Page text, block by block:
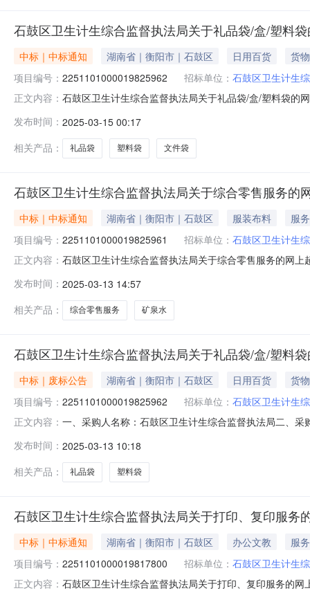
石鼓区卫生计生综合监督执法局关于礼品袋/盒/塑料
中标｜中标通知 湖南省｜衡阳市｜石鼓区 日用百货
货物
项目编号： 2251101000019825962 招标单位： 石鼓区卫生计生
正文内容： 石鼓区卫生计生综合监督执法局关于礼品袋/盒/塑料袋的
码:430407项目所在行政区划名称:湖南省衡阳市石鼓区
发布时间： 2025-03-15 00:17
相关产品：
礼品袋 塑料袋 文件袋
石鼓区卫生计生综合监督执法局关于综合零售服务的
中标｜中标通知 湖南省｜衡阳市｜石鼓区 服装布料
服务
项目编号： 2251101000019825961 招标单位： 石鼓区卫生计生
正文内容： 石鼓区卫生计生综合监督执法局关于综合零售服务的网
项目所在行政区划名称:湖南省衡阳市石鼓区报价起止时
发布时间： 2025-03-13 14:57
相关产品：
综合零售服务 矿泉水
石鼓区卫生计生综合监督执法局关于礼品袋/盒/塑料
中标｜废标公告 湖南省｜衡阳市｜石鼓区 日用百货
货物
项目编号： 2251101000019825962 招标单位： 石鼓区卫生计生
正文内容： 一、采购人名称：石鼓区卫生计生综合监督执法局二、
原因：[文件袋]此商品为自有商品；：九、其他事项：无
真：2、同级政府采购监
发布时间： 2025-03-13 10:18
相关产品：
礼品袋 塑料袋
石鼓区卫生计生综合监督执法局关于打印、复印服务
中标｜中标通知 湖南省｜衡阳市｜石鼓区 办公文教
服务
项目编号： 2251101000019817800 招标单位： 石鼓区卫生计生
正文内容： 石鼓区卫生计生综合监督执法局关于打印、复印服务的